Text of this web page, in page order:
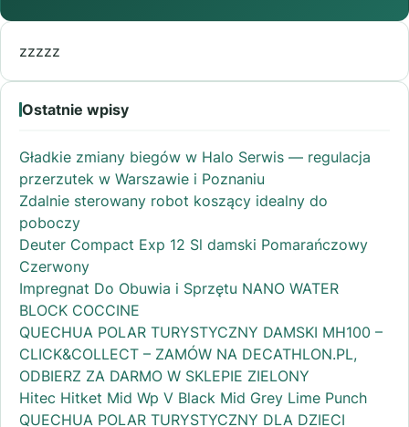
zzzzz
Ostatnie wpisy
Gładkie zmiany biegów w Halo Serwis — regulacja
przerzutek w Warszawie i Poznaniu
Zdalnie sterowany robot koszący idealny do
poboczy
Deuter Compact Exp 12 Sl damski Pomarańczowy
Czerwony
Impregnat Do Obuwia i Sprzętu NANO WATER
BLOCK COCCINE
QUECHUA POLAR TURYSTYCZNY DAMSKI MH100 –
CLICK&COLLECT – ZAMÓW NA DECATHLON.PL,
ODBIERZ ZA DARMO W SKLEPIE ZIELONY
Hitec Hitket Mid Wp V Black Mid Grey Lime Punch
QUECHUA POLAR TURYSTYCZNY DLA DZIECI